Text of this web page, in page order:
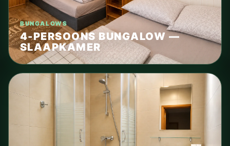
BUNGALOWS
4-PERSOONS BUNGALOW —
SLAAPKAMER